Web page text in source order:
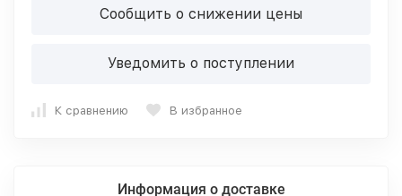
Сообщить о снижении цены
Уведомить о поступлении
К сравнению В избранное
Информация о доставке